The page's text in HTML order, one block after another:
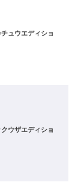
ュウエディショ
ウザエディショ